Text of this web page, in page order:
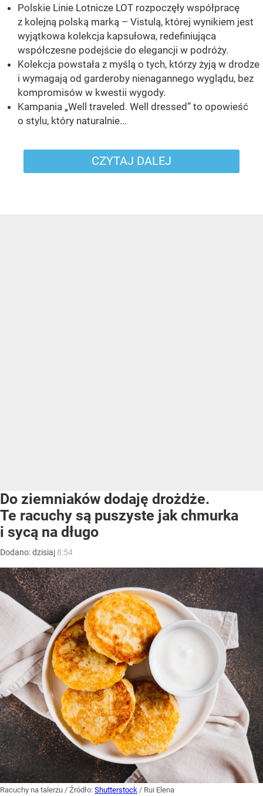
Polskie Linie Lotnicze LOT rozpoczęły współpracę
z kolejną polską marką – Vistulą, której wynikiem jest
wyjątkowa kolekcja kapsułowa, redefiniująca
współczesne podejście do elegancji w podróży.
Kolekcja powstała z myślą o tych, którzy żyją w drodze
i wymagają od garderoby nienagannego wyglądu, bez
kompromisów w kwestii wygody.
Kampania „Well traveled. Well dressed” to opowieść
o stylu, który naturalnie...
CZYTAJ DALEJ
Do ziemniaków dodaję drożdże.
Te racuchy są puszyste jak chmurka
i sycą na długo
Dodano:dzisiaj 8:54
Racuchy na talerzu / Źródło: Shutterstock / Rui Elena